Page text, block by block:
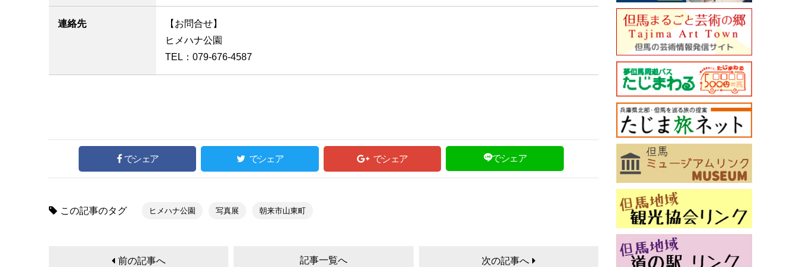
連絡先
【お問合せ】
ヒメハナ公園
TEL：079-676-4587
でシェア でシェア でシェア でシェア
この記事のタグ ヒメハナ公園 写真展 朝来市山東町
前の記事へ 記事一覧へ 次の記事へ